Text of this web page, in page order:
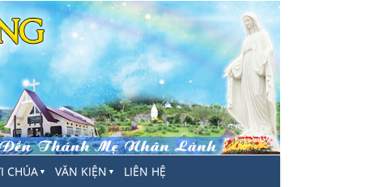
CHÚA ▼ VĂN KIỆN ▼ LIÊN HỆ